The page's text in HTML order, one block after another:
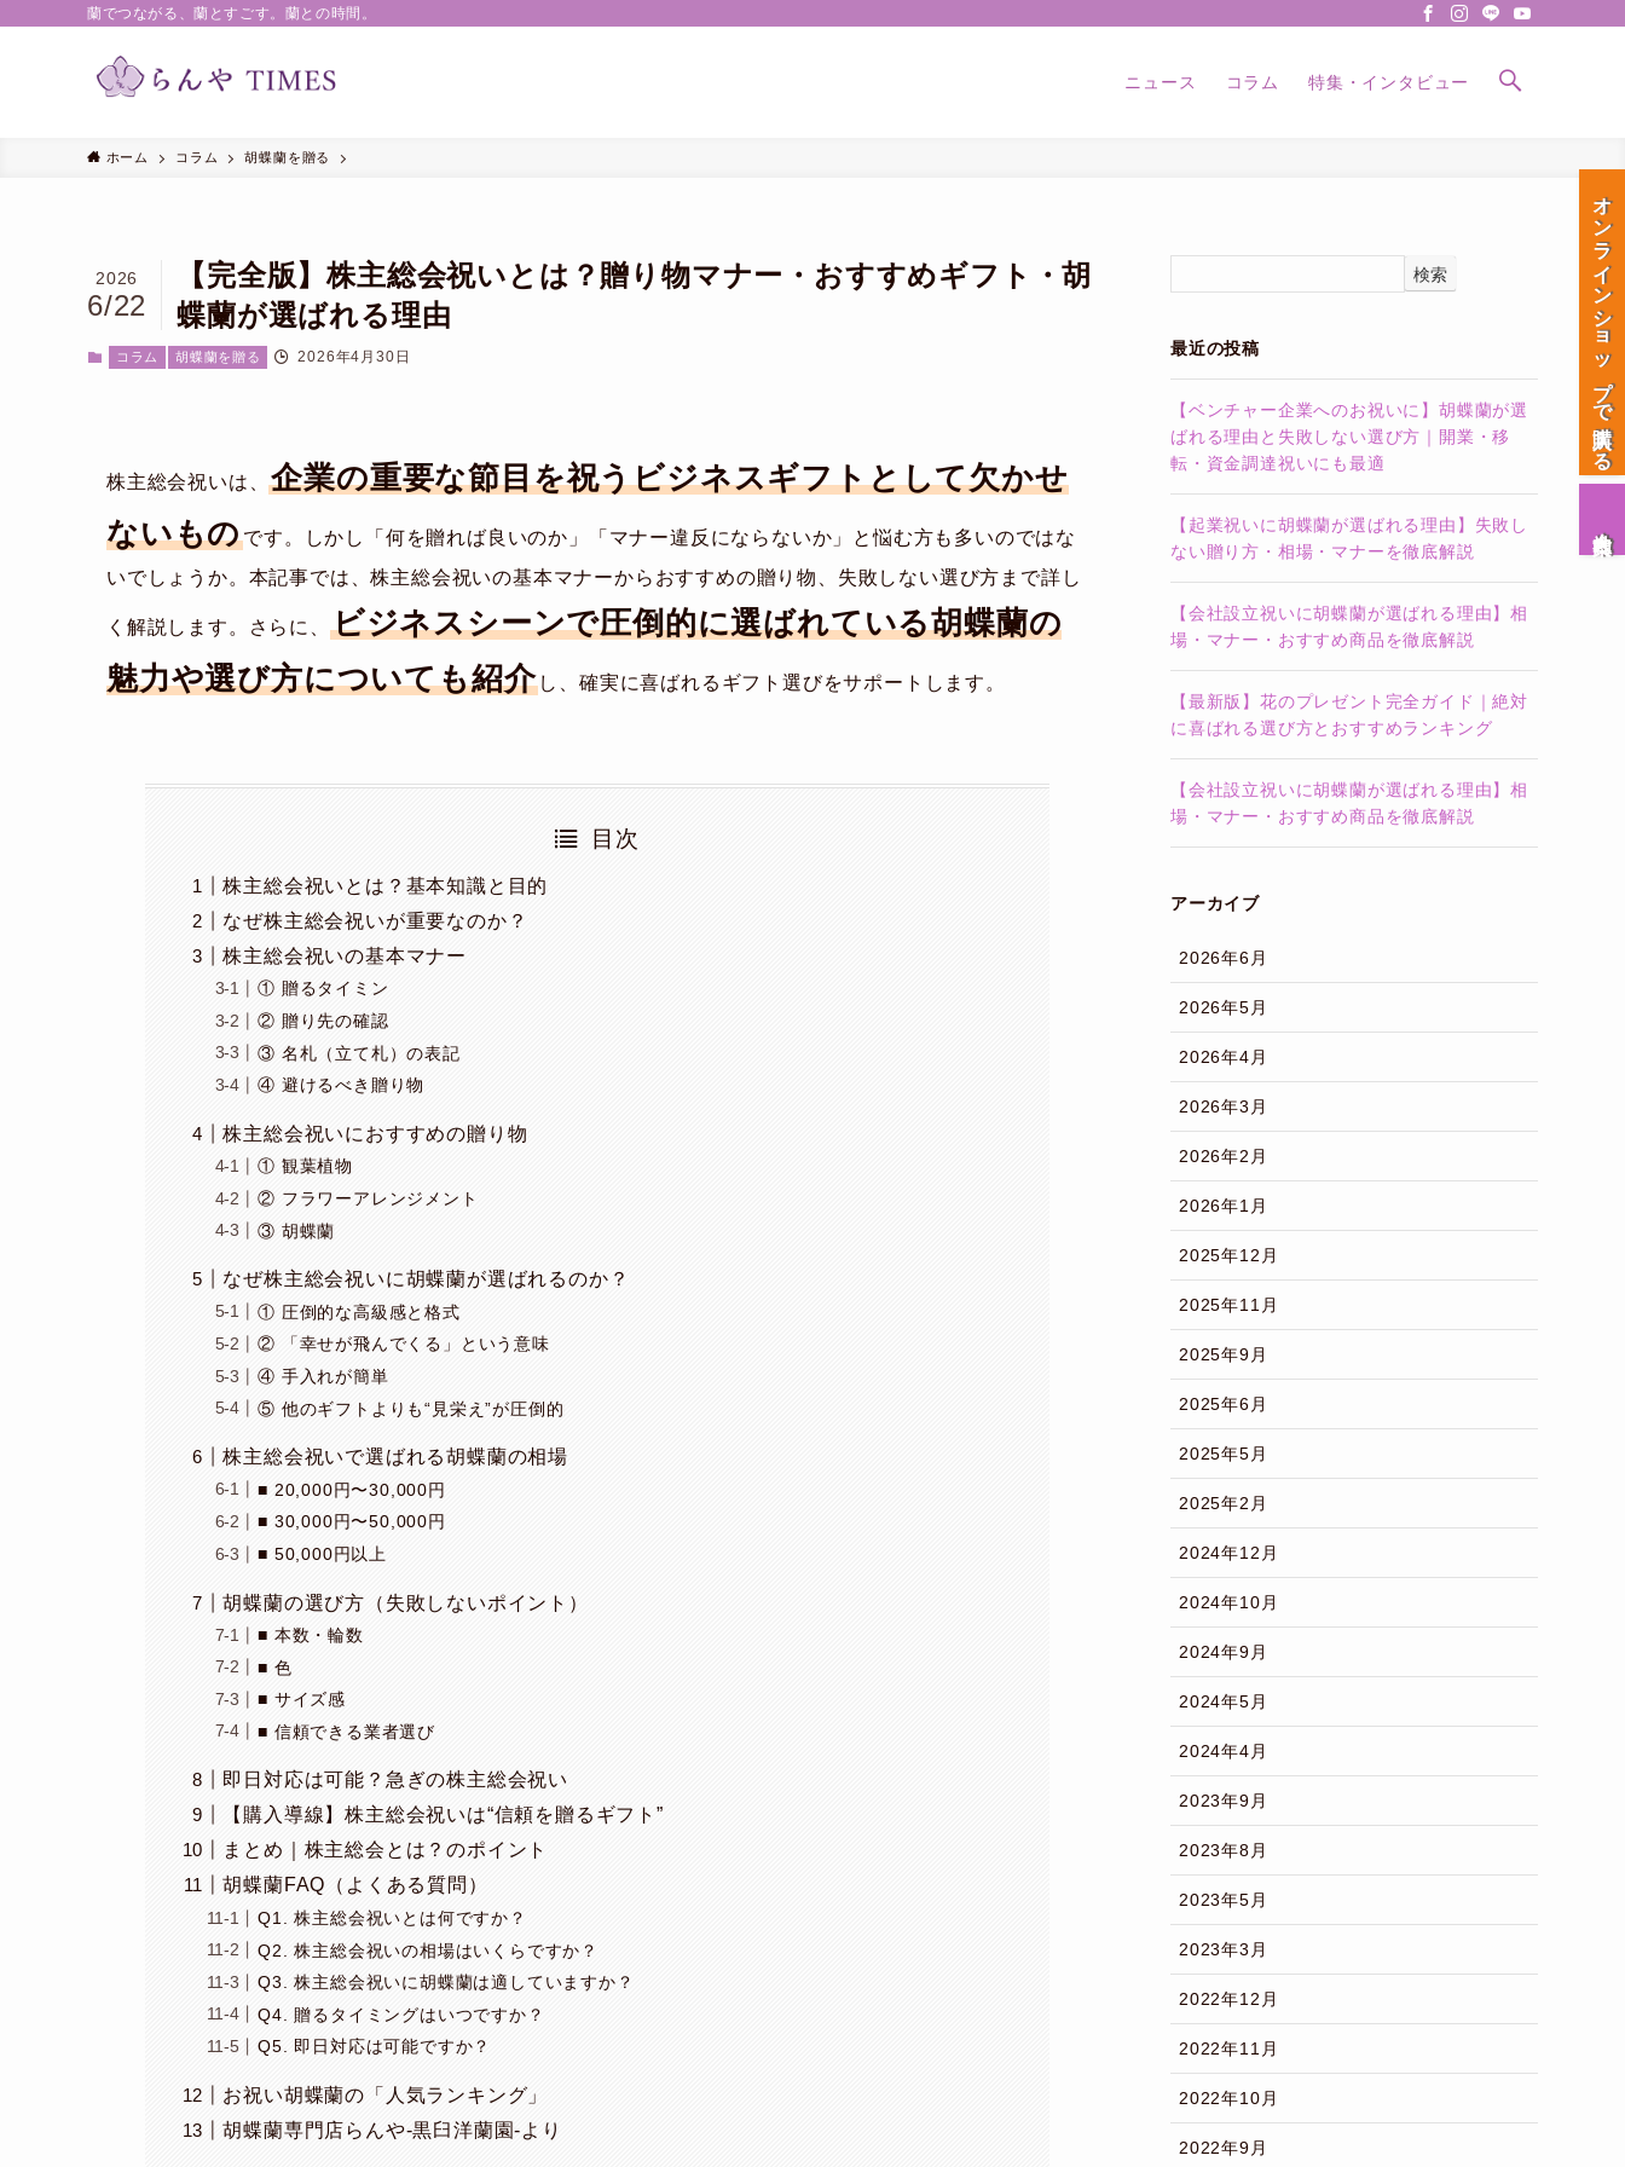
蘭でつながる、蘭とすごす。蘭との時間。
ニュース コラム 特集・インタビュー
ホーム コラム 胡蝶蘭を贈る
【完全版】株主総会祝いとは？贈り物マナー・おすすめギフト・胡
蝶蘭が選ばれる理由
2026
6/22
コラム 胡蝶蘭を贈る 2026年4月30日
株主総会祝いは、企業の重要な節目を祝うビジネスギフトとして欠かせ
ないものです。しかし「何を贈れば良いのか」「マナー違反にならないか」と悩む方も多いのではな
いでしょうか。本記事では、株主総会祝いの基本マナーからおすすめの贈り物、失敗しない選び方まで詳し
く解説します。さらに、
ビジネスシーンで圧倒的に選ばれている胡蝶蘭の
魅力や選び方についても紹介 し、確実に喜ばれるギフト選びをサポートします。
目次
株主総会祝いとは？基本知識と目的
なぜ株主総会祝いが重要なのか？
株主総会祝いの基本マナー
① 贈るタイミン
② 贈り先の確認
③ 名札（立て札）の表記
④ 避けるべき贈り物
株主総会祝いにおすすめの贈り物
① 観葉植物
② フラワーアレンジメント
③ 胡蝶蘭
なぜ株主総会祝いに胡蝶蘭が選ばれるのか？
① 圧倒的な高級感と格式
② 「幸せが飛んでくる」という意味
④ 手入れが簡単
⑤ 他のギフトよりも“見栄え”が圧倒的
株主総会祝いで選ばれる胡蝶蘭の相場
■ 20,000円〜30,000円
■ 30,000円〜50,000円
■ 50,000円以上
胡蝶蘭の選び方（失敗しないポイント）
■ 本数・輪数
■ 色
■ サイズ感
■ 信頼できる業者選び
即日対応は可能？急ぎの株主総会祝い
【購入導線】株主総会祝いは“信頼を贈るギフト”
まとめ｜株主総会とは？のポイント
胡蝶蘭FAQ（よくある質問）
Q1. 株主総会祝いとは何ですか？
Q2. 株主総会祝いの相場はいくらですか？
Q3. 株主総会祝いに胡蝶蘭は適していますか？
Q4. 贈るタイミングはいつですか？
Q5. 即日対応は可能ですか？
お祝い胡蝶蘭の「人気ランキング」
胡蝶蘭専門店らんや-黒臼洋蘭園-より
オンラインショップで購入する
検索
最近の投稿
【ベンチャー企業へのお祝いに】胡蝶蘭が選
ばれる理由と失敗しない選び方｜開業・移
転・資金調達祝いにも最適
【起業祝いに胡蝶蘭が選ばれる理由】失敗し
ない贈り方・相場・マナーを徹底解説
【会社設立祝いに胡蝶蘭が選ばれる理由】相
場・マナー・おすすめ商品を徹底解説
【最新版】花のプレゼント完全ガイド｜絶対
に喜ばれる選び方とおすすめランキング
【会社設立祝いに胡蝶蘭が選ばれる理由】相
場・マナー・おすすめ商品を徹底解説
アーカイブ
2026年6月
2026年5月
2026年4月
2026年3月
2026年2月
2026年1月
2025年12月
2025年11月
2025年9月
2025年6月
2025年5月
2025年2月
2024年12月
2024年10月
2024年9月
2024年5月
2024年4月
2023年9月
2023年8月
2023年5月
2023年3月
2022年12月
2022年11月
2022年10月
2022年9月